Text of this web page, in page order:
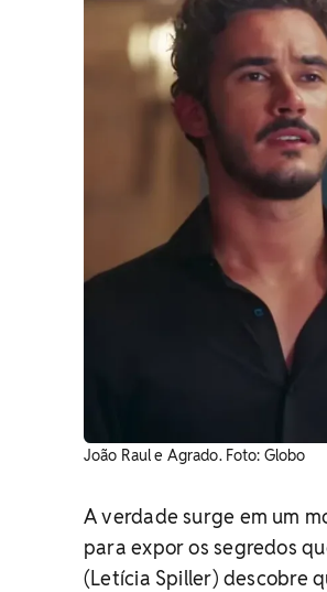
João Raul e Agrado. Foto: Globo
A verdade surge em um
para expor os segredos
(Letícia Spiller) descobre